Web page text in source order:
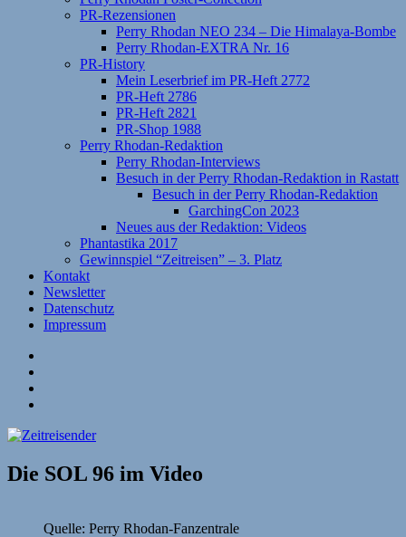
PR-Rezensionen
Perry Rhodan NEO 234 – Die Himalaya-Bombe
Perry Rhodan-EXTRA Nr. 16
PR-History
Mein Leserbrief im PR-Heft 2772
PR-Heft 2786
PR-Heft 2821
PR-Shop 1988
Perry Rhodan-Redaktion
Perry Rhodan-Interviews
Besuch in der Perry Rhodan-Redaktion in Rastatt
Besuch in der Perry Rhodan-Redaktion
GarchingCon 2023
Neues aus der Redaktion: Videos
Phantastika 2017
Gewinnspiel “Zeitreisen” – 3. Platz
Kontakt
Newsletter
Datenschutz
Impressum
Die SOL 96 im Video
Quelle: Perry Rhodan-Fanzentrale